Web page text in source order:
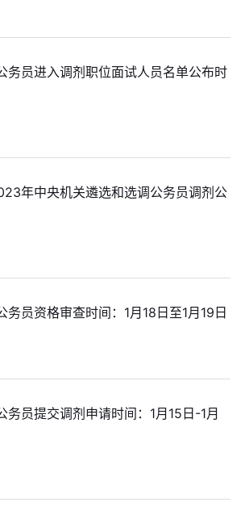
务员进入调剂职位面试人员名单公布时
年中央机关遴选和选调公务员调剂公
员资格审查时间：1月18日至1月19日
员提交调剂申请时间：1月15日-1月